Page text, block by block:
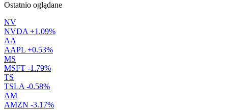
Ostatnio oglądane
NV
NVDA +1.09%
AA
AAPL +0.53%
MS
MSFT -1.79%
TS
TSLA -0.58%
AM
AMZN -3.17%